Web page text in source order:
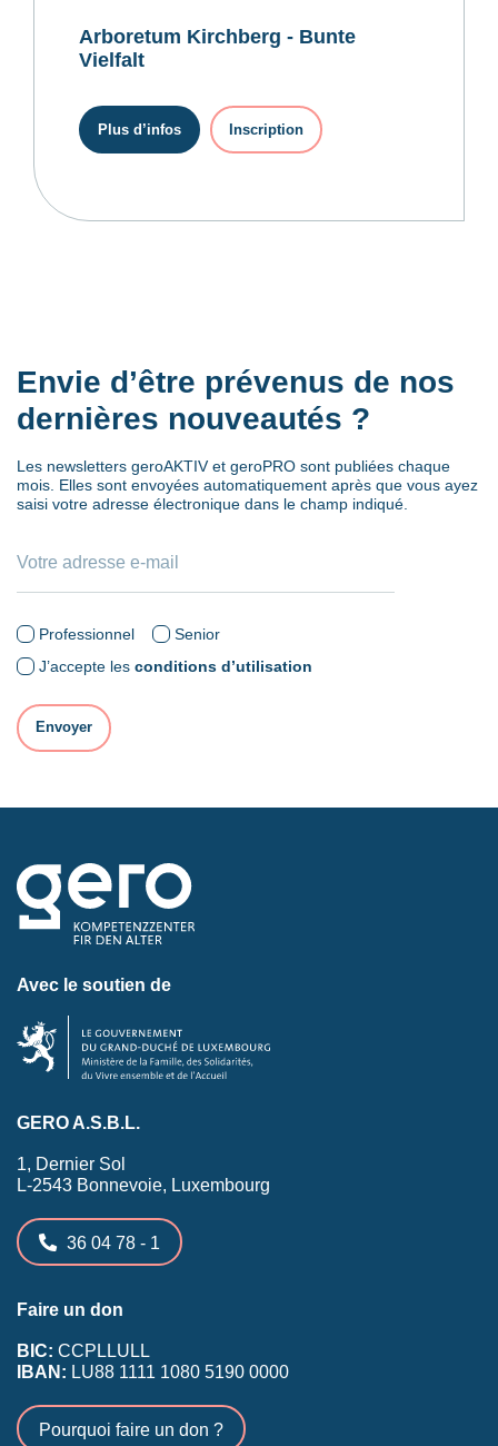
Arboretum Kirchberg - Bunte
Vielfalt
Plus d’infos Inscription
Envie d’être prévenus de nos
dernières nouveautés ?
Les newsletters geroAKTIV et geroPRO sont publiées chaque
mois. Elles sont envoyées automatiquement après que vous ayez
saisi votre adresse électronique dans le champ indiqué.
Professionnel
Senior
J’accepte les conditions d’utilisation
Avec le soutien de
GERO A.S.B.L.
1, Dernier Sol
L-2543 Bonnevoie, Luxembourg
36 04 78 - 1
Faire un don
BIC: CCPLLULL
IBAN: LU88 1111 1080 5190 0000
Pourquoi faire un don ?